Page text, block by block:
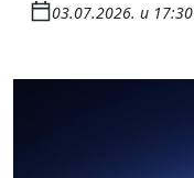
03.07.2026. u 17:30